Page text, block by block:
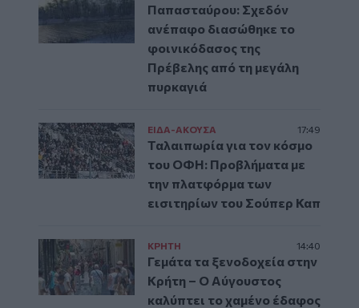
Παπασταύρου: Σχεδόν
ανέπαφο διασώθηκε το
φοινικόδασος της
Πρέβελης από τη μεγάλη
πυρκαγιά
ΕΙΔΑ-ΑΚΟΥΣΑ 17:49
Ταλαιπωρία για τον κόσμο
του ΟΦΗ: Προβλήματα με
την πλατφόρμα των
εισιτηρίων του Σούπερ Καπ
ΚΡΗΤΗ 14:40
Γεμάτα τα ξενοδοχεία στην
Κρήτη – Ο Αύγουστος
καλύπτει το χαμένο έδαφος